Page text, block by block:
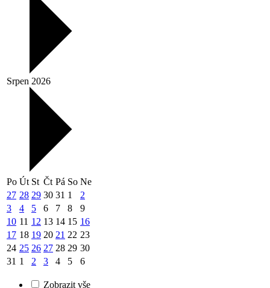
Srpen 2026
Po Út St Čt Pá So Ne
27 28 29 30 31 1
2
3
4 5 6 7 8
9
10 11 12 13 14 15 16
17 18 19 20 21 22 23
24 25 26 27 28 29 30
31 1 2 3 4 5 6
Zobrazit vše